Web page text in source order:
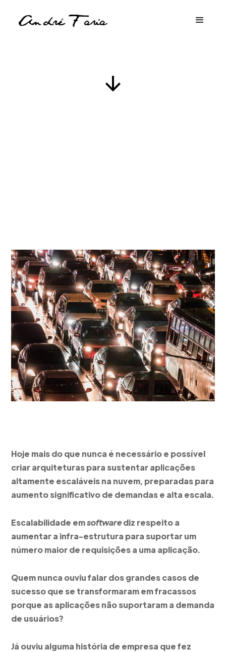
Hoje mais do que nunca é necessário e possível
criar arquiteturas para sustentar aplicações
altamente escaláveis na nuvem, preparadas para
aumento significativo de demandas e alta escala.
Escalabilidade emsoftwarediz respeito a
aumentar a infra-estrutura para suportar um
número maior de requisições a uma aplicação.
Quem nunca ouviu falar dos grandes casos de
sucesso que se transformaram em fracassos
porque as aplicações não suportaram a demanda
de usuários?
Já ouviu alguma história de empresa que fez